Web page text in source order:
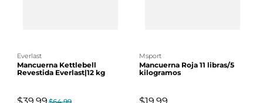
everlast
Mancuerna Kettlebell
Revestida Everlast|12 kg
$39.99
msport
Mancuerna Roja 11 libras/5
kilogramos
$19.99